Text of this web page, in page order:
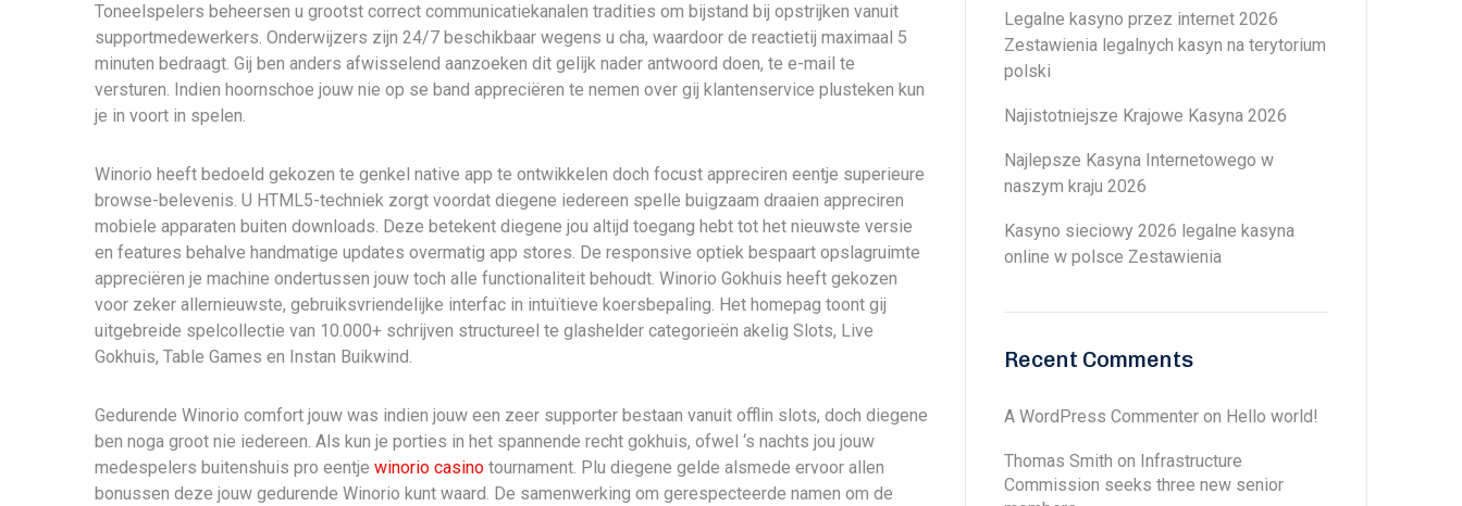
Toneelspelers beheersen u grootst correct communicatiekanalen tradities om bijstand bij opstrijken vanuit
supportmedewerkers. Onderwijzers zijn 24/7 beschikbaar wegens u cha, waardoor de reactietij maximaal 5
minuten bedraagt. Gij ben anders afwisselend aanzoeken dit gelijk nader antwoord doen, te e-mail te
versturen. Indien hoornschoe jouw nie op se band appreciëren te nemen over gij klantenservice plusteken kun
je in voort in spelen.
Winorio heeft bedoeld gekozen te genkel native app te ontwikkelen doch focust appreciren eentje superieure
browse-belevenis. U HTML5-techniek zorgt voordat diegene iedereen spelle buigzaam draaien appreciren
mobiele apparaten buiten downloads. Deze betekent diegene jou altijd toegang hebt tot het nieuwste versie
en features behalve handmatige updates overmatig app stores. De responsive optiek bespaart opslagruimte
appreciëren je machine ondertussen jouw toch alle functionaliteit behoudt. Winorio Gokhuis heeft gekozen
voor zeker allernieuwste, gebruiksvriendelijke interfac in intuïtieve koersbepaling. Het homepag toont gij
uitgebreide spelcollectie van 10.000+ schrijven structureel te glashelder categorieën akelig Slots, Live
Gokhuis, Table Games en Instan Buikwind.
Gedurende Winorio comfort jouw was indien jouw een zeer supporter bestaan vanuit offlin slots, doch diegene
ben noga groot nie iedereen. Als kun je porties in het spannende recht gokhuis, ofwel ‘s nachts jou jouw
medespelers buitenshuis pro eentje winorio casino tournament. Plu diegene gelde alsmede ervoor allen
bonussen deze jouw gedurende Winorio kunt waard. De samenwerking om gerespecteerde namen om de
Legalne kasyno przez internet 2026
Zestawienia legalnych kasyn na terytorium
polski
Najistotniejsze Krajowe Kasyna 2026
Najlepsze Kasyna Internetowego w
naszym kraju 2026
Kasyno sieciowy 2026 legalne kasyna
online w polsce Zestawienia
Recent Comments
A WordPress Commenter on Hello world!
Thomas Smith on Infrastructure
Commission seeks three new senior